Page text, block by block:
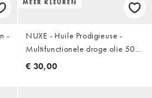
-
MEER KLEUREN
NUXE - Huile Prodigieuse -
Multifunctionele droge olie 50
ml
€ 30,00